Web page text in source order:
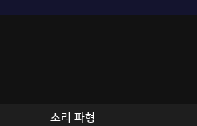
소리 파형